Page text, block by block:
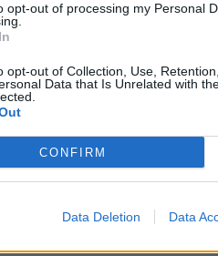
opt-out of processing my Personal
opt-out of Collection, Use,
Data that Is Unrelated with
CONFIRM
Data Deletion Data